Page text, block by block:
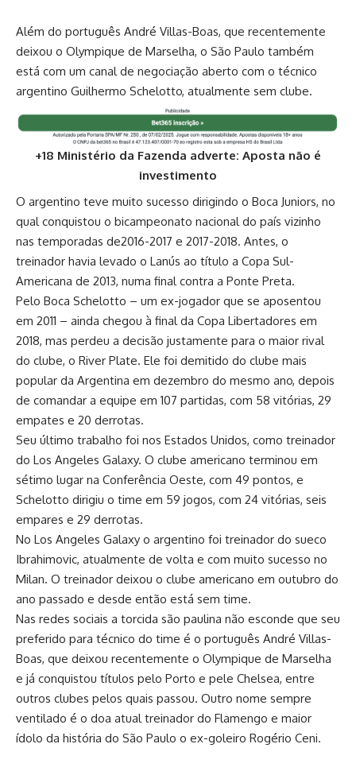
Além do português André Villas-Boas, que recentemente
deixou o Olympique de Marselha, o São Paulo também
está com um canal de negociação aberto com o técnico
argentino Guilhermo Schelotto, atualmente sem clube.
+18 Ministério da Fazenda adverte: Aposta não é
investimento
O argentino teve muito sucesso dirigindo o Boca Juniors, no
qual conquistou o bicampeonato nacional do país vizinho
nas temporadas de2016-2017 e 2017-2018. Antes, o
treinador havia levado o Lanús ao título a Copa Sul-
Americana de 2013, numa final contra a Ponte Preta.
Pelo Boca Schelotto – um ex-jogador que se aposentou
em 2011 – ainda chegou à final da Copa Libertadores em
2018, mas perdeu a decisão justamente para o maior rival
do clube, o River Plate. Ele foi demitido do clube mais
popular da Argentina em dezembro do mesmo ano, depois
de comandar a equipe em 107 partidas, com 58 vitórias, 29
empates e 20 derrotas.
Seu último trabalho foi nos Estados Unidos, como treinador
do Los Angeles Galaxy. O clube americano terminou em
sétimo lugar na Conferência Oeste, com 49 pontos, e
Schelotto dirigiu o time em 59 jogos, com 24 vitórias, seis
empares e 29 derrotas.
No Los Angeles Galaxy o argentino foi treinador do sueco
Ibrahimovic, atualmente de volta e com muito sucesso no
Milan. O treinador deixou o clube americano em outubro do
ano passado e desde então está sem time.
Nas redes sociais a torcida são paulina não esconde que seu
preferido para técnico do time é o português André Villas-
Boas, que deixou recentemente o Olympique de Marselha
e já conquistou títulos pelo Porto e pele Chelsea, entre
outros clubes pelos quais passou. Outro nome sempre
ventilado é o doa atual treinador do Flamengo e maior
ídolo da história do São Paulo o ex-goleiro Rogério Ceni.